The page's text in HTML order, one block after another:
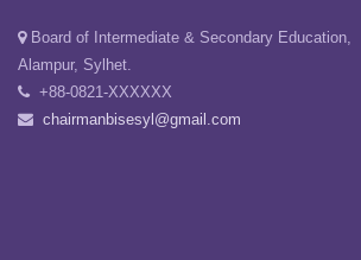
Board of Intermediate & Secondary Education,
Alampur, Sylhet.
+88-0821-XXXXXX